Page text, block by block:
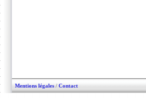
Mentions légales / Contact